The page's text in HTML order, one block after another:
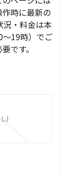
時に最新の
況・料金は本
19時）でご
です。
)